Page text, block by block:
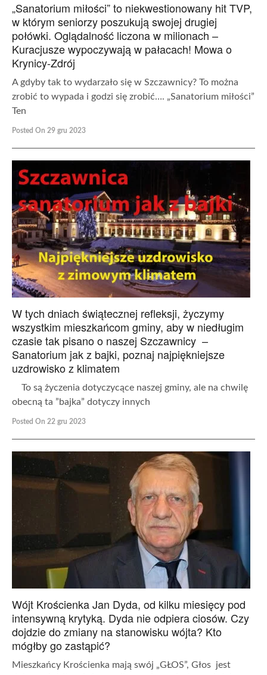
„Sanatorium miłości” to niekwestionowany hit TVP,
w którym seniorzy poszukują swojej drugiej
połówki. Oglądalność liczona w milionach –
Kuracjusze wypoczywają w pałacach! Mowa o
Krynicy-Zdrój
A gdyby tak to wydarzało się w Szczawnicy? To można
zrobić to wypada i godzi się zrobić…. „Sanatorium miłości”
Ten
Posted On 29 gru 2023
W tych dniach świątecznej refleksji, życzymy
wszystkim mieszkańcom gminy, aby w niedługim
czasie tak pisano o naszej Szczawnicy –
Sanatorium jak z bajki, poznaj najpiękniejsze
uzdrowisko z klimatem
To są życzenia dotyczycące naszej gminy, ale na chwilę
obecną ta ”bajka” dotyczy innych
Posted On 22 gru 2023
Wójt Krościenka Jan Dyda, od kilku miesięcy pod
intensywną krytyką. Dyda nie odpiera ciosów. Czy
dojdzie do zmiany na stanowisku wójta? Kto
mógłby go zastąpić?
Mieszkańcy Krościenka mają swój „GŁOS”, Głos jest